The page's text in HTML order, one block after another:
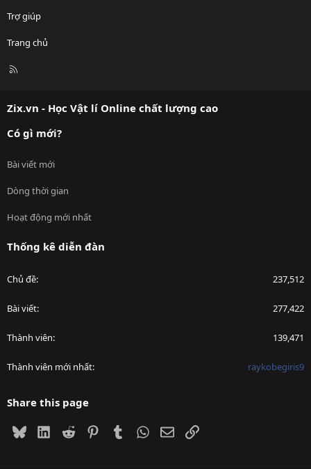
Trợ giúp
Trang chủ
R
Zix.vn - Học Vật lí Online chất lượng cao
Có gì mới?
Bài viết mới
Dòng thời gian
Hoạt động mới nhất
Thống kê diễn đàn
Chủ đề 237,512
Bài viết 277,422
Thành viên 139,471
Thành viên mới nhất raykobegiris9
Share this page
BlueskyLinkedIn
Reddit PinterestTumblrWhatsApp
EmailLink